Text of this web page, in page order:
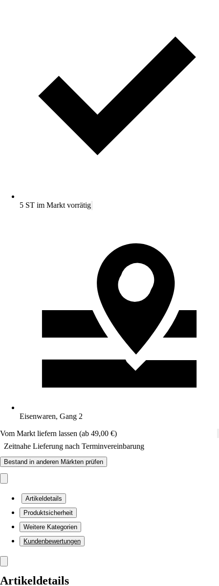
5 ST im Markt vorrätig
Eisenwaren, Gang 2
Vom Markt liefern lassen (ab 49,00 €)
Zeitnahe Lieferung nach Terminvereinbarung
Bestand in anderen Märkten prüfen
Artikeldetails
Produktsicherheit
Weitere Kategorien
Kundenbewertungen
Artikeldetails